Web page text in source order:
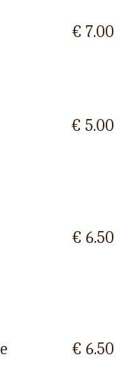
€ 7.00
€ 5.00
€ 6.50
€ 6.50